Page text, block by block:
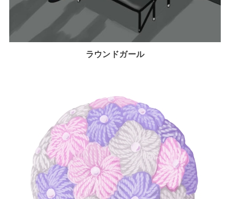
ラウンドガール